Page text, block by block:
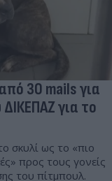
30 mails για
για το
σκυλί ως το «πιο
προς τους γονείς
του πίτμπουλ.